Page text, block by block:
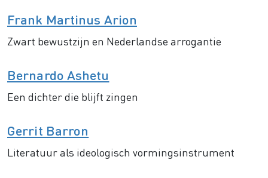
Frank Martinus Arion
Zwart bewustzijn en Nederlandse arrogantie
Bernardo Ashetu
Een dichter die blijft zingen
Gerrit Barron
Literatuur als ideologisch vormingsinstrument